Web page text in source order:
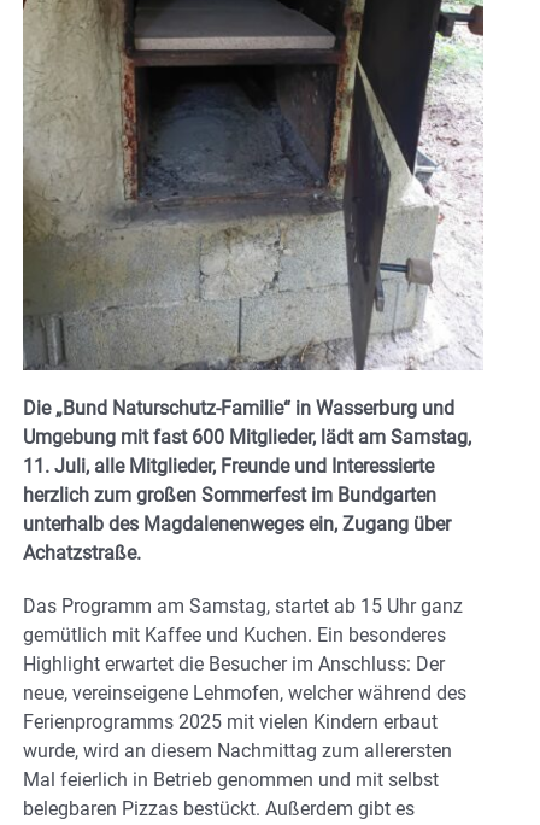
Die „Bund Naturschutz-Familie“ in Wasserburg und
Umgebung mit fast 600 Mitglieder, lädt am Samstag,
11. Juli, alle Mitglieder, Freunde und Interessierte
herzlich zum großen Sommerfest im Bundgarten
unterhalb des Magdalenenweges ein, Zugang über
Achatzstraße.
Das Programm am Samstag, startet ab 15 Uhr ganz
gemütlich mit Kaffee und Kuchen. Ein besonderes
Highlight erwartet die Besucher im Anschluss: Der
neue, vereinseigene Lehmofen, welcher während des
Ferienprogramms 2025 mit vielen Kindern erbaut
wurde, wird an diesem Nachmittag zum allerersten
Mal feierlich in Betrieb genommen und mit selbst
belegbaren Pizzas bestückt. Außerdem gibt es